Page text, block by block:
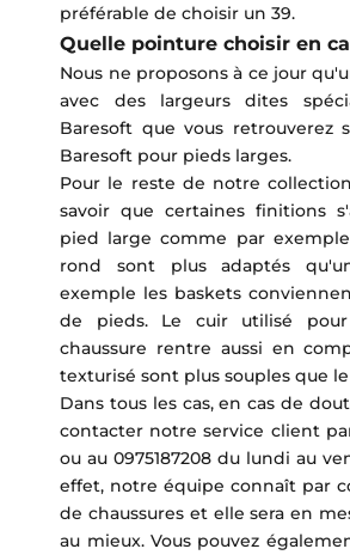
préférable de choisir un 39.
Quelle pointure choisir en
Nous ne proposons à ce jour
avec des largeurs dites
Baresoft que vous
Baresoft pour pieds larges.
Pour le reste de notre
savoir que certaines finitions
pied large comme par
rond sont plus adaptés
exemple les baskets
de pieds. Le cuir utilisé
chaussure rentre aussi en
texturisé sont plus souples que
Dans tous les cas, en cas de
contacter notre service client
ou au0975187208 du lundi au
effet, notre équipe connaît par
de chaussures et elle sera en
au mieux. Vous pouvez